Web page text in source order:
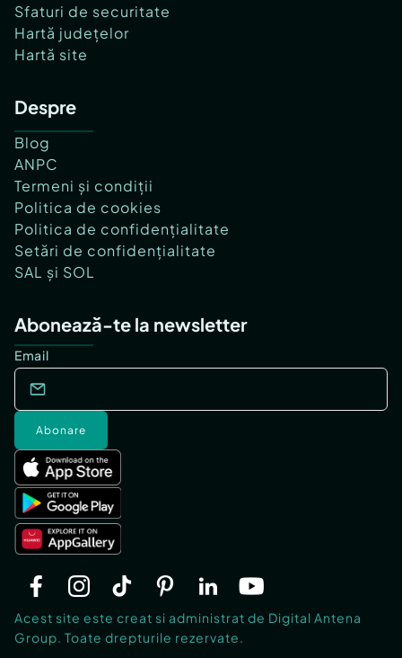
Sfaturi de securitate
Hartă județelor
Hartă site
Despre
Blog
ANPC
Termeni și condiții
Politica de cookies
Politica de confidențialitate
Setări de confidențialitate
SAL și SOL
Abonează-te la newsletter
Email
Abonare
Acest site este creat si administrat de Digital Antena
Group. Toate drepturile rezervate.